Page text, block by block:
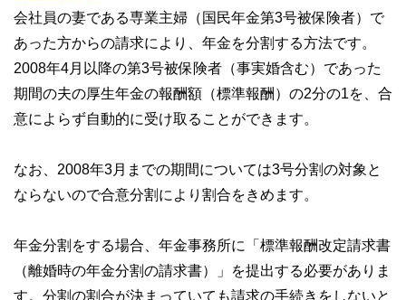
会社員の妻である専業主婦（国民年金第3号被保険者）で
あった方からの請求により、年金を分割する方法です。
2008年4月以降の第3号被保険者（事実婚含む）であった
期間の夫の厚生年金の報酬額（標準報酬）の2分の1を、合
意によらず自動的に受け取ることができます。
なお、2008年3月までの期間については3号分割の対象と
ならないので合意分割により割合をきめます。
年金分割をする場合、年金事務所に「標準報酬改定請求書
（離婚時の年金分割の請求書）」を提出する必要がありま
す。分割の割合が決まっていても請求の手続きをしないと